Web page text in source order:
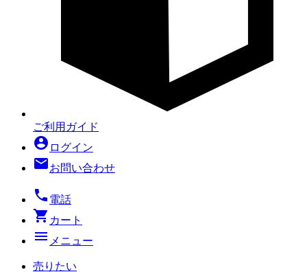
ご利用ガイド
account_circle ログイン
mailお問い合わせ
local_phone 電話
shopping_cart カート
menu メニュー
売りたい